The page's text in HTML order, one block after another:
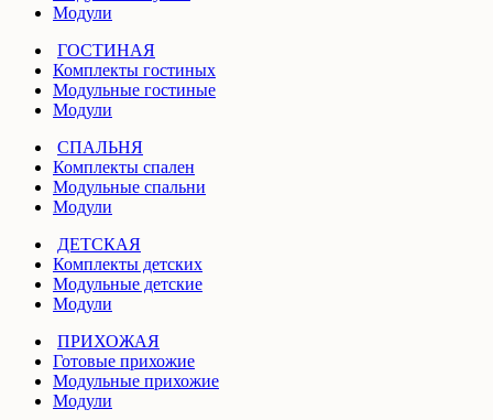
Модули
ГОСТИНАЯ
Комплекты гостиных
Модульные гостиные
Модули
СПАЛЬНЯ
Комплекты спален
Модульные спальни
Модули
ДЕТСКАЯ
Комплекты детских
Модульные детские
Модули
ПРИХОЖАЯ
Готовые прихожие
Модульные прихожие
Модули